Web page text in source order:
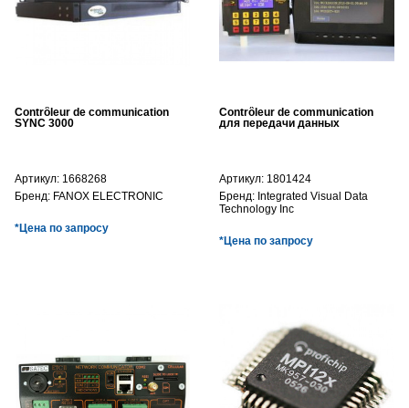
Contrôleur de communication
SYNC 3000
Артикул: 1668268
Бренд: FANOX ELECTRONIC
*Цена по запросу
Contrôleur de communication
для передачи данных
Артикул: 1801424
Бренд: Integrated Visual Data
Technology Inc
*Цена по запросу